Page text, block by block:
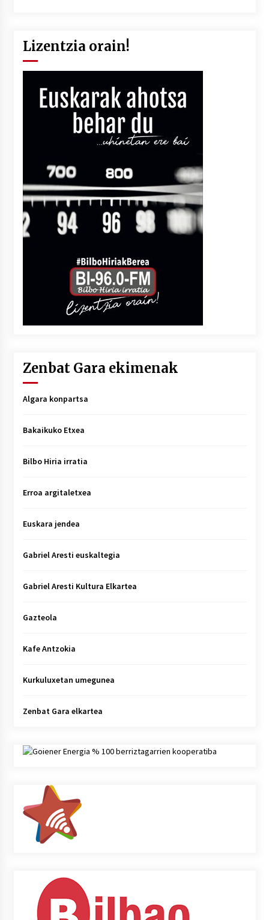
Lizentzia orain!
Zenbat Gara ekimenak
Algara konpartsa
Bakaikuko Etxea
Bilbo Hiria irratia
Erroa argitaletxea
Euskara jendea
Gabriel Aresti euskaltegia
Gabriel Aresti Kultura Elkartea
Gazteola
Kafe Antzokia
Kurkuluxetan umegunea
Zenbat Gara elkartea